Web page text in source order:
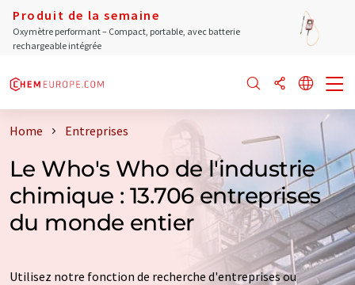
Produit de la semaine
Oxymètre performant – Compact, portable, avec batterie
rechargeable intégrée
Home Entreprises
Le Who's Who de l'industrie
chimique : 13.706 entreprises
du monde entier
Utilisez notre fonction de recherche d'entreprises ou